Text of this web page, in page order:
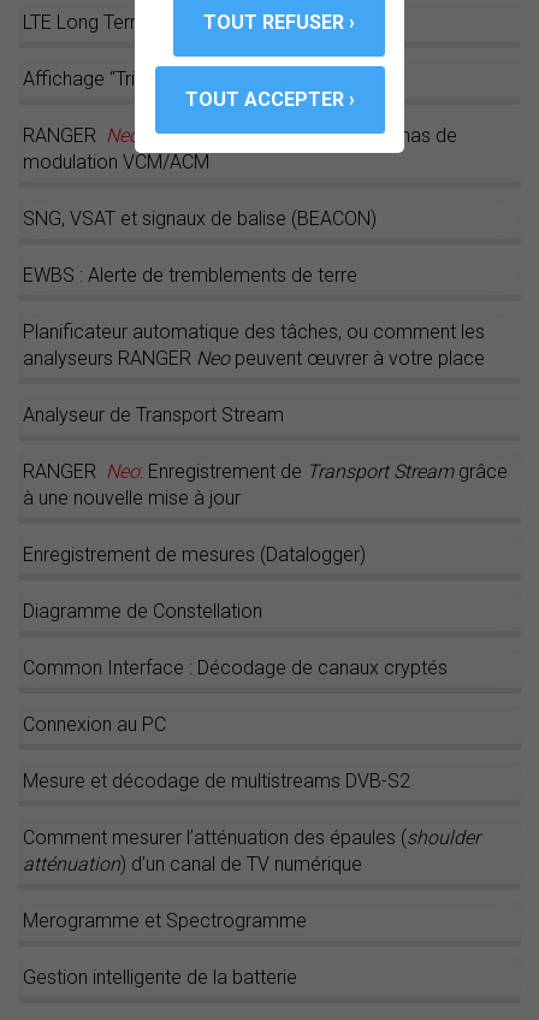
LTE Long Term Evolution (“Réseaux 4G”)
Affichage “Triple fenêtre”
RANGER Neo
est compatible avec les schémas de
modulation VCM/ACM
SNG, VSAT et signaux de balise (BEACON)
EWBS : Alerte de tremblements de terre
Planificateur automatique des tâches, ou comment les
analyseurs RANGER Neopeuvent œuvrer à votre place
Analyseur de Transport Stream
RANGER Neo: Enregistrement de Transport Streamgrâce
à une nouvelle mise à jour
Enregistrement de mesures (Datalogger)
Diagramme de Constellation
Common Interface : Décodage de canaux cryptés
Connexion au PC
Mesure et décodage de multistreams DVB-S2
Comment mesurer l’atténuation des épaules (shoulder
atténuation) d’un canal de TV numérique
Merogramme et Spectrogramme
Gestion intelligente de la batterie